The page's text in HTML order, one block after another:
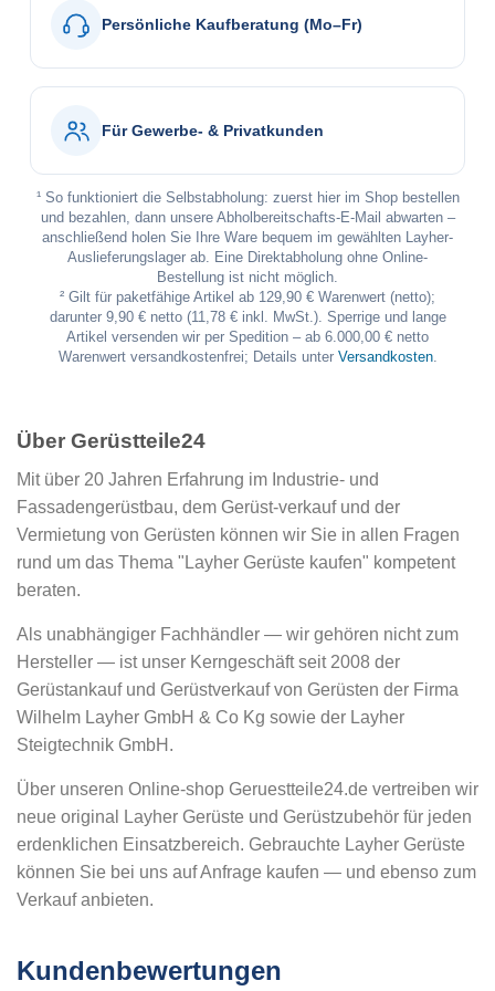
Persönliche Kaufberatung (Mo–Fr)
Für Gewerbe- & Privatkunden
¹ So funktioniert die Selbstabholung: zuerst hier im Shop bestellen
und bezahlen, dann unsere Abholbereitschafts-E-Mail abwarten –
anschließend holen Sie Ihre Ware bequem im gewählten Layher-
Auslieferungslager ab. Eine Direktabholung ohne Online-
Bestellung ist nicht möglich.
² Gilt für paketfähige Artikel ab 129,90 € Warenwert (netto);
darunter 9,90 € netto (11,78 € inkl. MwSt.). Sperrige und lange
Artikel versenden wir per Spedition – ab 6.000,00 € netto
Warenwert versandkostenfrei; Details unter Versandkosten.
Über Gerüstteile24
Mit über 20 Jahren Erfahrung im Industrie- und
Fassadengerüstbau, dem Gerüst-verkauf und der
Vermietung von Gerüsten können wir Sie in allen Fragen
rund um das Thema "Layher Gerüste kaufen" kompetent
beraten.
Als unabhängiger Fachhändler — wir gehören nicht zum
Hersteller — ist unser Kerngeschäft seit 2008 der
Gerüstankauf und Gerüstverkauf von Gerüsten der Firma
Wilhelm Layher GmbH & Co Kg sowie der Layher
Steigtechnik GmbH.
Über unseren Online-shop Geruestteile24.de vertreiben wir
neue original Layher Gerüste und Gerüstzubehör für jeden
erdenklichen Einsatzbereich. Gebrauchte Layher Gerüste
können Sie bei uns auf Anfrage kaufen — und ebenso zum
Verkauf anbieten.
Kundenbewertungen